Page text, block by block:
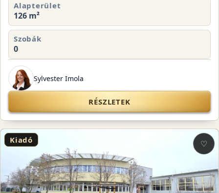
Alapterület
126 m²
Szobák
0
Sylvester Imola
RÉSZLETEK
Kiadó ♡